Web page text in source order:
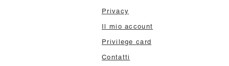
Privacy
Il mio account
Privilege card
Contatti